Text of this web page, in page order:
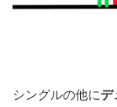
シングルの他にデ